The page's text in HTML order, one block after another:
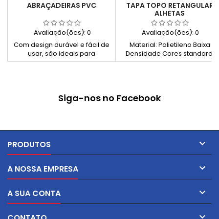
ABRAÇADEIRAS PVC
Avaliação(ões): 0
Com design durável e fácil de
usar, são ideais para
organizar e fixar cabos, tubos
de organização e
manutenção.
TAPA TOPO RETANGULAR
ALHETAS
Avaliação(ões): 0
Material: Polietileno Baixa
Densidade Cores standard:
Preto e Branco
Siga-nos no Facebook
PRODUTOS 
A NOSSA EMPRESA 
A SUA CONTA 